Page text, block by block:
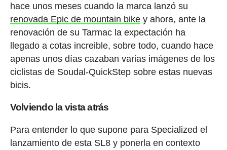
hace unos meses cuando la marca lanzó su
renovada Epic de mountain bikey ahora, ante la
renovación de su Tarmac la expectación ha
llegado a cotas increible, sobre todo, cuando hace
apenas unos días cazaban varias imágenes de los
ciclistas de Soudal-QuickStep sobre estas nuevas
bicis.
Volviendo la vista atrás
Para entender lo que supone para Specialized el
lanzamiento de esta SL8 y ponerla en contexto